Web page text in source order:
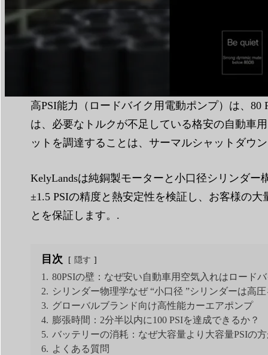
高PSI能力（ロードバイク用電動ポンプ）は、
は、必要なトルクが不足している格安の自動車
ットを調達することは、サーマルシャットダウ
KelyLandsは純銅製モーターと小口径シリンダ
±1.5 PSIの精度と熱安定性を検証し、お客様の
とを保証します。.
目次 隠す
1. 80PSIの壁：なぜ安い自動車用空気入れはロード
2. シリンダー物理学なぜ “小口径 ”シリンダーは高
3. グローバルブランド向け高性能カーエアポンプ
4. 膨張時間：2分半以内に100 PSIを達成できるか？
5. バッテリーの消耗：なぜ大容量より大容量PSIの
6. よくある質問